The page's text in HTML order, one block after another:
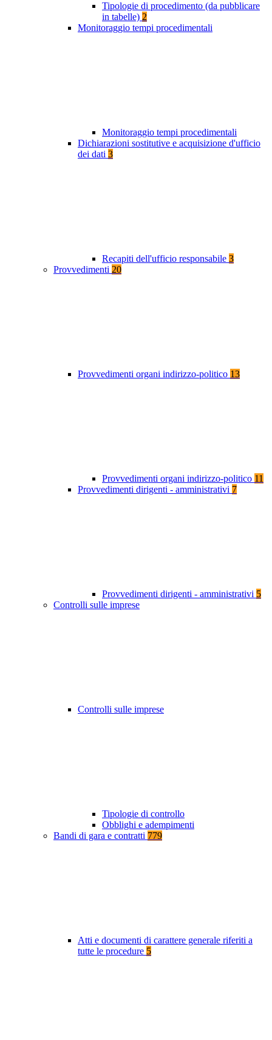
Tipologie di procedimento (da pubblicare
in tabelle) 2
Monitoraggio tempi procedimentali
Monitoraggio tempi procedimentali
Dichiarazioni sostitutive e acquisizione d'ufficio
dei dati 3
Recapiti dell'ufficio responsabile 3
Provvedimenti 20
Provvedimenti organi indirizzo-politico 13
Provvedimenti organi indirizzo-politico 11
Provvedimenti dirigenti - amministrativi 7
Provvedimenti dirigenti - amministrativi 5
Controlli sulle imprese
Controlli sulle imprese
Tipologie di controllo
Obblighi e adempimenti
Bandi di gara e contratti 779
Atti e documenti di carattere generale riferiti a
tutte le procedure 5